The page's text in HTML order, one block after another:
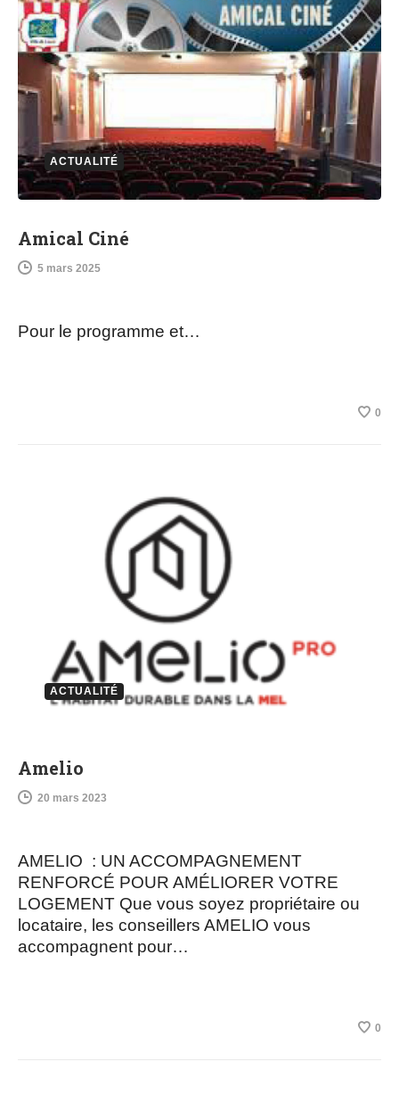
ACTUALITÉ
Amical Ciné
5 mars 2025
Pour le programme et…
0
ACTUALITÉ
Amelio
20 mars 2023
AMELIO : UN ACCOMPAGNEMENT
RENFORCÉ POUR AMÉLIORER VOTRE
LOGEMENT Que vous soyez propriétaire ou
locataire, les conseillers AMELIO vous
accompagnent pour…
0